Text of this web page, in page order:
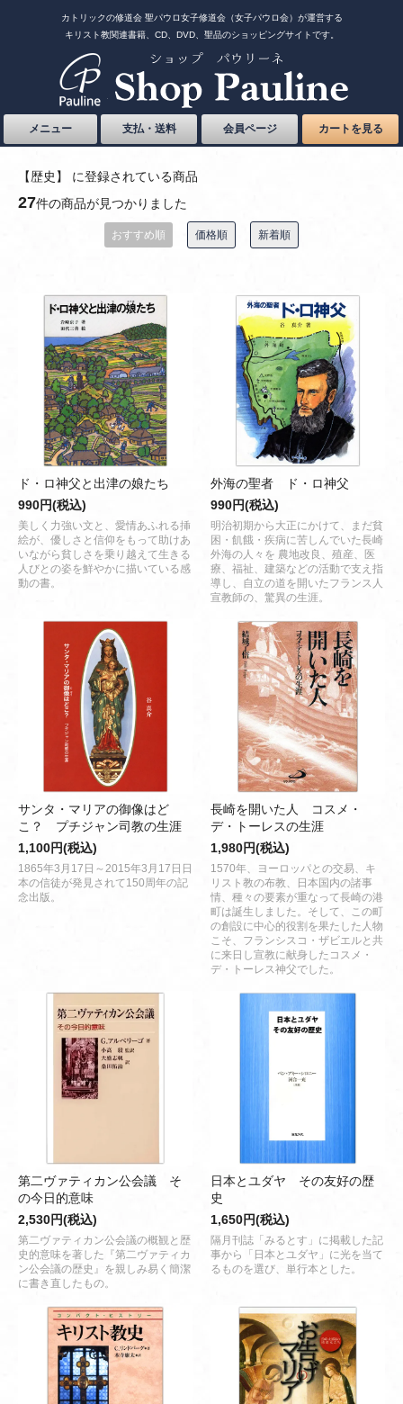
カトリックの修道会 聖パウロ女子修道会（女子パウロ会）が運営する
キリスト教関連書籍、CD、DVD、聖品のショッピングサイトです。
メニュー 支払・送料 会員ページ カートを見る
【歴史】 に登録されている商品
27件の商品が見つかりました
おすすめ順 価格順 新着順
ド・ロ神父と出津の娘たち
990円(税込)
美しく力強い文と、愛情あふれる挿
絵が、優しさと信仰をもって助けあ
いながら貧しさを乗り越えて生きる
人びとの姿を鮮やかに描いている感
動の書。
外海の聖者 ド・ロ神父
990円(税込)
明治初期から大正にかけて、まだ貧
困・飢餓・疾病に苦しんでいた長崎
外海の人々を 農地改良、殖産、医
療、福祉、建築などの活動で支え指
導し、自立の道を開いたフランス人
宣教師の、驚異の生涯。
サンタ・マリアの御像はど
こ？ プチジャン司教の生涯
1,100円(税込)
1865年3月17日～2015年3月17日日
本の信徒が発見されて150周年の記
念出版。
長崎を開いた人 コスメ・
デ・トーレスの生涯
1,980円(税込)
1570年、ヨーロッパとの交易、キ
リスト教の布教、日本国内の諸事
情、種々の要素が重なって長崎の港
町は誕生しました。そして、この町
の創設に中心的役割を果たした人物
こそ、フランシスコ・ザビエルと共
に来日し宣教に献身したコスメ・
デ・トーレス神父でした。
第二ヴァティカン公会議 そ
の今日的意味
2,530円(税込)
第二ヴァティカン公会議の概観と歴
史的意味を著した『第二ヴァティカ
ン公会議の歴史』を親しみ易く簡潔
に書き直したもの。
日本とユダヤ その友好の歴
史
1,650円(税込)
隔月刊誌「みるとす」に掲載した記
事から「日本とユダヤ」に光を当て
るものを選び、単行本とした。